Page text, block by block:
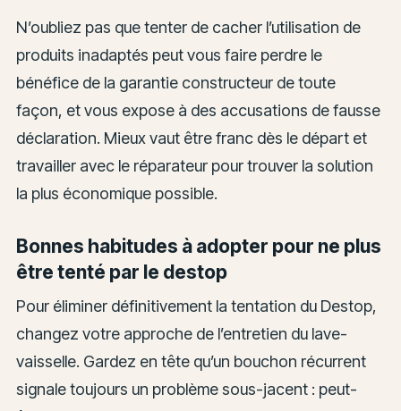
N’oubliez pas que tenter de cacher l’utilisation de
produits inadaptés peut vous faire perdre le
bénéfice de la garantie constructeur de toute
façon, et vous expose à des accusations de fausse
déclaration. Mieux vaut être franc dès le départ et
travailler avec le réparateur pour trouver la solution
la plus économique possible.
Bonnes habitudes à adopter pour ne plus
être tenté par le destop
Pour éliminer définitivement la tentation du Destop,
changez votre approche de l’entretien du lave-
vaisselle. Gardez en tête qu’un bouchon récurrent
signale toujours un problème sous-jacent : peut-